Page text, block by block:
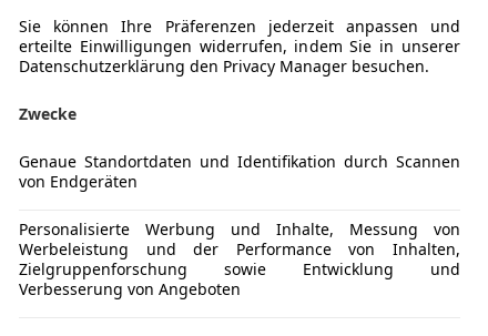
Kraftstoff
Diesel
Kraftstoffverbrauch
l/
132 g/km
Außenfarbe
Sie können Ihre Präferenzen jederzeit anpassen und
erteilte Einwilligungen widerrufen, indem Sie in unserer
Datenschutzerklärung den Privacy Manager besuchen.
Zwecke
Genaue Standortdaten und Identifikation durch Scannen
von Endgeräten
Personalisierte Werbung und Inhalte, Messung von
Werbeleistung und der Performance von Inhalten,
Zielgruppenforschung sowie Entwicklung und
Verbesserung von Angeboten